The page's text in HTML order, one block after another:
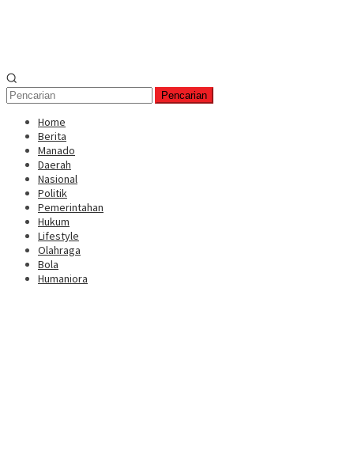
Pencarian
Home
Berita
Manado
Daerah
Nasional
Politik
Pemerintahan
Hukum
Lifestyle
Olahraga
Bola
Humaniora